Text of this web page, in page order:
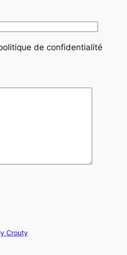
de confidentialité
Crouty